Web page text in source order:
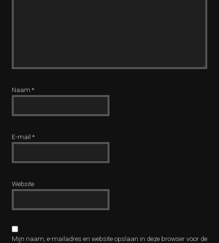
Naam *
E-mail *
Website
Mijn naam, e-mailadres en website opslaan in deze browser voor de